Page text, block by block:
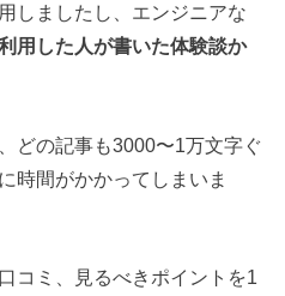
しましたし、エンジニアな
用した人が書いた体験談か
どの記事も3000〜1万文字ぐ
時間がかかってしまいま
コミ、見るべきポイントを1